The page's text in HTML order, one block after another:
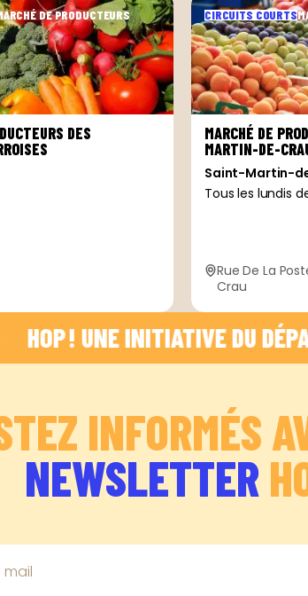
DES
DE PRODUCTEURS
MARCHÉ DE
MARTIN-DE-
CIRCUITS COURTS
Saint-Martin-
Tous les lundis
Rue De La
Crau
! UNE INITIATIVE DU
INFORMÉS
NEWSLETTER